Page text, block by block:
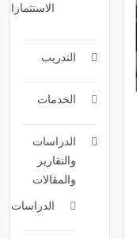
الاستثمارات
التدريب
الخدمات
الدراسات
والتقارير
والمقالات
الدراسات